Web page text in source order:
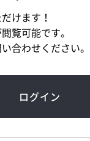
けます！
覧可能です。
合わせください。
ログイン